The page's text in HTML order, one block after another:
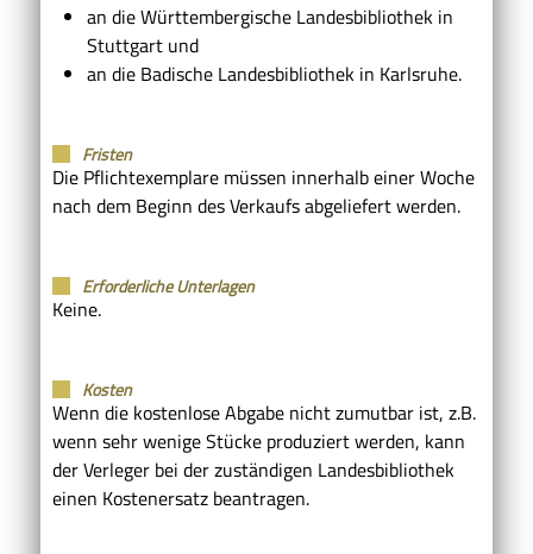
an die Württembergische Landesbibliothek in
Stuttgart und
an die Badische Landesbibliothek in Karlsruhe.
Fristen
Die Pflichtexemplare müssen innerhalb einer Woche
nach dem Beginn des Verkaufs abgeliefert werden.
Erforderliche Unterlagen
Keine.
Kosten
Wenn die kostenlose Abgabe nicht zumutbar ist, z.B.
wenn sehr wenige Stücke produziert werden, kann
der Verleger bei der zuständigen Landesbibliothek
einen Kostenersatz beantragen.